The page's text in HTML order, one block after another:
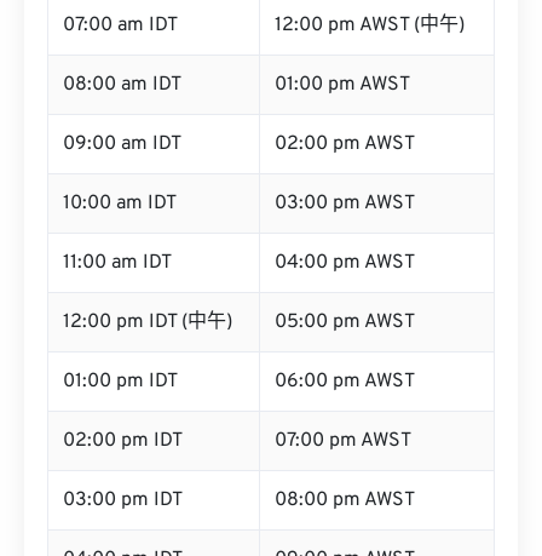
07:00 am IDT 12:00 pm AWST (中午)
08:00 am IDT 01:00 pm AWST
09:00 am IDT 02:00 pm AWST
10:00 am IDT 03:00 pm AWST
11:00 am IDT 04:00 pm AWST
12:00 pm IDT (中午) 05:00 pm AWST
01:00 pm IDT 06:00 pm AWST
02:00 pm IDT 07:00 pm AWST
03:00 pm IDT 08:00 pm AWST